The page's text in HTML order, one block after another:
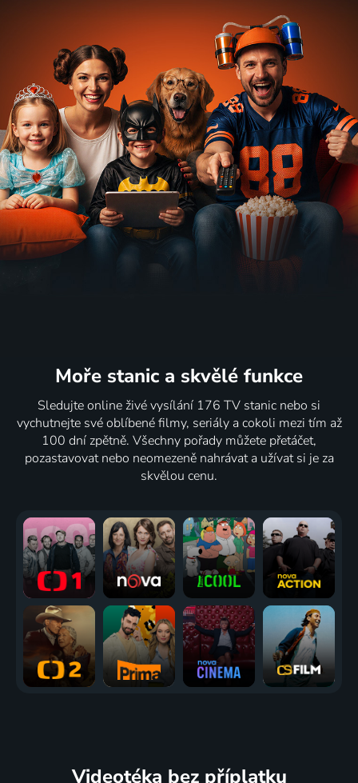
Moře stanic a skvělé funkce
Sledujte online živé vysílání 176 TV stanic nebo si
vychutnejte své oblíbené filmy, seriály a cokoli mezi tím až
100 dní zpětně. Všechny pořady můžete přetáčet,
pozastavovat nebo neomezeně nahrávat a užívat si je za
skvělou cenu.
Videotéka bez příplatku